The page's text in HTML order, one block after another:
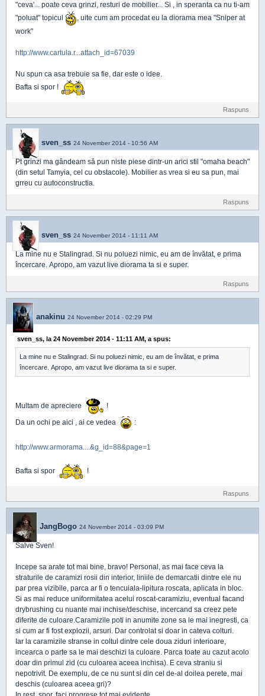
"ceva'... poate ceva grinzi, resturi de mobilier... Si , in speranta ca nu ti-am
"poluat" topicul
, uite cum am procedat eu la diorama mea "Sniper at
work"
http://www.cartula.r...attach_id=67039
Nu spun ca asa trebuie sa fie, dar este o idee.
Bafta si spor !
Raspuns
sven_ss 24 November 2014 - 10:56 AM
Pt grinzi ma gândeam să pun niste piese dintr-un arici stil "omaha beach"
(din setul Tamyia, cel cu obstacole). Mobilier as vrea si eu sa pun, mai
grreu cu autoconstructia.
Raspuns
sven_ss 24 November 2014 - 11:11 AM
La mine nu e Stalingrad. Si nu poluezi nimic, eu am de învătat, e prima
încercare. Apropo, am vazut live diorama ta si e super.
Raspuns
anakinu 24 November 2014 - 02:29 PM
sven_ss, la 24 November 2014 - 11:11 AM, a spus:
La mine nu e Stalingrad. Si nu poluezi nimic, eu am de învătat, e prima
încercare. Apropo, am vazut live diorama ta si e super.
Multam de apreciere
!
Da un ochi pe aici , ai ce vedea
:
http://www.armorama....&g_id=88&page=1
Bafta si spor !
Raspuns
JangBogo 24 November 2014 - 03:09 PM
Salve Sven!
Incepe sa arate tot mai bine, bravo! Personal, as mai face ceva la
straturile de caramizi rosii din interior, liniile de demarcatii dintre ele nu
par prea vizibile, parca ar fi o tencuiala-lipitura roscata, aplicata in bloc.
Si as mai reduce uniformitatea acelui roscat-caramiziu, eventual facand
drybrushing cu nuante mai inchise/deschise, incercand sa creez pete
diferite de culoare.Caramizile poti in anumite zone sa le mai inegresti, ca
si cum ar fi fost explozii, arsuri. Dar controlat si doar in cateva colturi.
Iar la caramizile stranse in coltul dintre cele doua ziduri interioare,
incearca o parte sa le mai deschizi la culoare. Parca toate au cazut acolo
doar din primul zid (cu culoarea aceea inchisa). E ceva straniu si
nepotrivit. De exemplu, de ce nu sunt si din cel de-al doilea perete, mai
deschis (culoarea aceea gri)?